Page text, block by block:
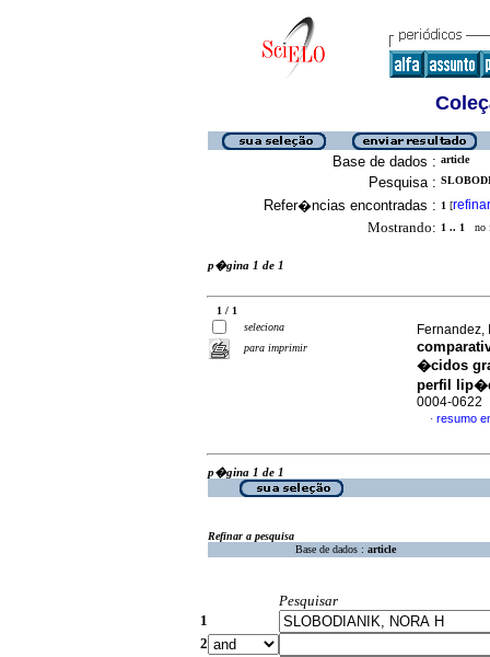
Base de dados : article
Pesquisa :
Refer�ncias encontradas : 1 [refinar
Mostrando: 1 .. 1 no
p�gina 1 de 1
1 / 1
seleciona
para imprimir
�cidos
perfil
0004-0622
· resumo
p�gina 1 de 1
Refinar a pesquisa
Base de dados : article
Pesquisar
1
2